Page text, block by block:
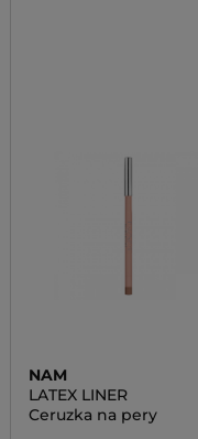
NAM
LATEX LINER
Ceruzka na pery